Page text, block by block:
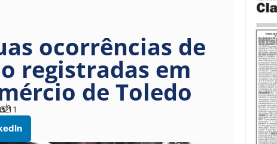
ocorrências de
registradas em
de Toledo
11
h
02